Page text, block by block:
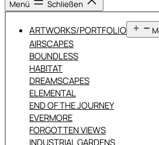
Menü Schließen
ARTWORKS/PORTFOLIO
AIRSCAPES
BOUNDLESS
HABITAT
DREAMSCAPES
ELEMENTAL
END OF THE JOURNEY
EVERMORE
FORGOTTEN VIEWS
INDUSTRIAL GARDENS